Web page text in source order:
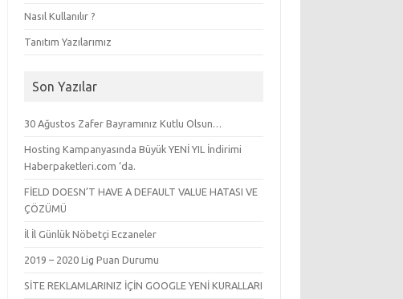
Nasıl Kullanılır ?
Tanıtım Yazılarımız
Son Yazılar
30 Ağustos Zafer Bayramınız Kutlu Olsun…
Hosting Kampanyasında Büyük YENİ YIL İndirimi
Haberpaketleri.com ‘da.
FİELD DOESN’T HAVE A DEFAULT VALUE HATASI VE
ÇÖZÜMÜ
İl İl Günlük Nöbetçi Eczaneler
2019 – 2020 Lig Puan Durumu
SİTE REKLAMLARINIZ İÇİN GOOGLE YENİ KURALLARI